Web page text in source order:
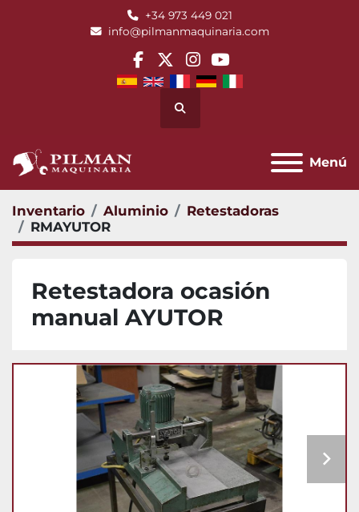
+34 973 449 021
info@pilmanmaquinaria.com
facebook
twitterinstagram
youtube
Buscar
Menú
Inventario Aluminio
Retestadoras
RMAYUTOR
Retestadora ocasión
manual AYUTOR